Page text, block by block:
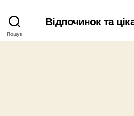
Пошук
Відпочинок та